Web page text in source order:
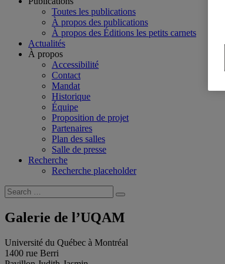
Toutes les publications
À propos des publications
À propos des Éditions les petits carnets
Actualités
À propos
Accessibilité
Contact
Mandat
Historique
Équipe
Proposition de projet
Partenaires
Plan des salles
Salle de presse
Recherche
Recherche placeholder
Search
for:
Search
Galerie de l’UQAM
Université du Québec à Montréal
1400 rue Berri